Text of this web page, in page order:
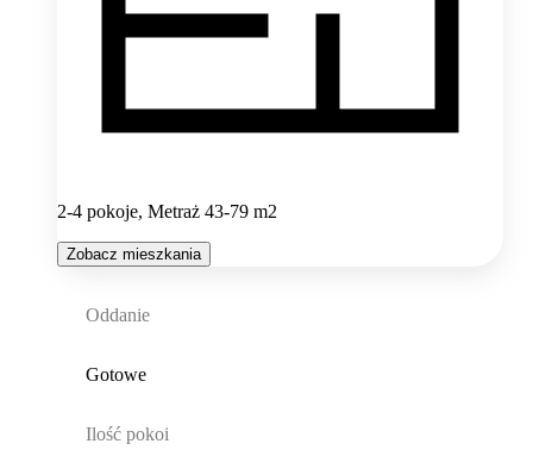
2-4 pokoje, Metraż 43-79 m2
Zobacz mieszkania
Oddanie
Gotowe
Ilość pokoi